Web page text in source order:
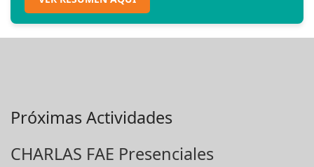
Próximas Actividades
CHARLAS FAE Presenciales